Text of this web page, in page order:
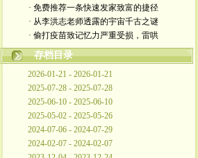
· 免费推荐一条快速发家致富的捷径
· 从李洪志老师透露的宇宙千古之谜
· 偷打疫苗致记忆力严重受损，雷哄
存档目录
2026-01-21 - 2026-01-21
2025-07-28 - 2025-07-28
2025-06-10 - 2025-06-10
2025-05-02 - 2025-05-26
2024-07-06 - 2024-07-29
2024-02-07 - 2024-02-07